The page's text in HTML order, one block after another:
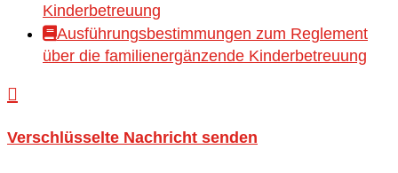
Kinderbetreuung
Ausführungsbestimmungen zum Reglement
über die familienergänzende Kinderbetreuung

Verschlüsselte Nachricht senden